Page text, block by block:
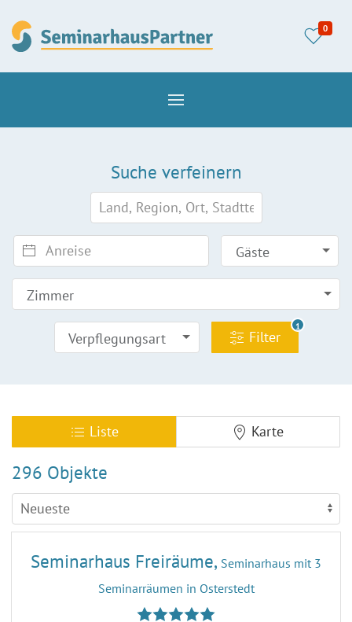
0
Suche verfeinern
Gäste
Zimmer
Verpflegungsart Filter
1
Liste Karte
296 Objekte
Seminarhaus Freiräume, Seminarhaus mit 3
Seminarräumen in Osterstedt